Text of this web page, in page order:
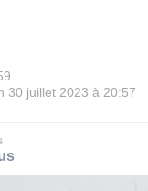
30 juillet 2023 à 20:57